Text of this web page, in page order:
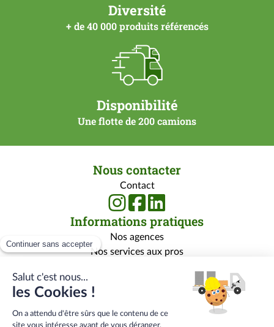
Diversité
+ de 40 000 produits référencés
Disponibilité
Une flotte de 200 camions
Nous contacter
Contact
Informations pratiques
Nos agences
Nos services aux pros
Rejoignez-nous
Qui sommes-nous ?